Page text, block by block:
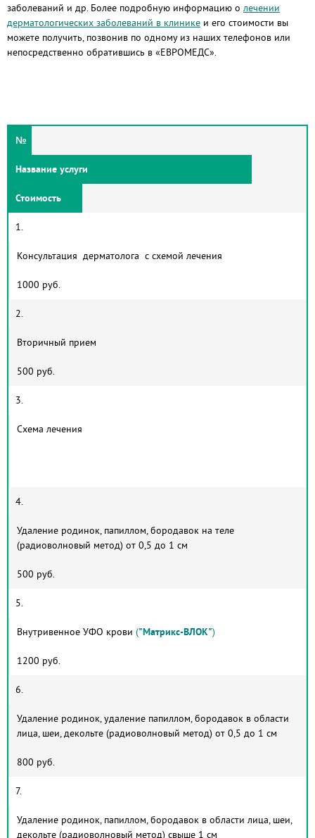
заболеваний и др. Более подробную информацию о лечении
дерматологических заболеваний в клинике и его стоимости вы
можете получить, позвонив по одному из наших телефонов или
непосредственно обратившись в «ЕВРОМЕДС».
№
Название услуги
Стоимость
1.
Консультация дерматолога с схемой лечения
1000 руб.
2.
Вторичный прием
500 руб.
3.
Схема лечения
4.
Удаление родинок, папиллом, бородавок на теле
(радиоволновый метод) от 0,5 до 1 см
500 руб.
5.
Внутривенное УФО крови ("Матрикс-ВЛОК")
1200 руб.
6.
Удаление родинок, удаление папиллом, бородавок в области
лица, шеи, декольте (радиоволновый метод) от 0,5 до 1 см
800 руб.
7.
Удаление родинок, папиллом, бородавок в области лица, шеи,
декольте (радиоволновый метод) свыше 1 см